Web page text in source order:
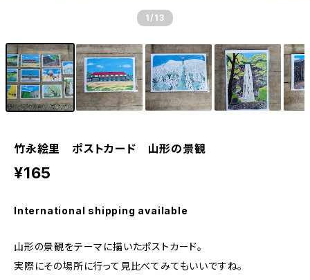
1 /13
竹永絵里 ポストカード 山形の景観
¥165
International shipping available
山形の景観をテーマに描いたポストカード。
実際にその場所に行って見比べてみてもいいですね。